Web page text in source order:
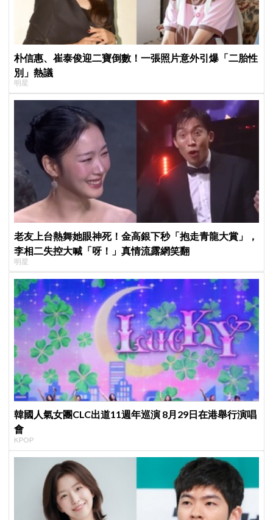
朴信惠、崔泰俊迎二寶倒數！一張照片意外引爆「二胎性
別」熱議
明星
老友上台熱舞她眼神死！金高銀下秒「抱走青龍大賞」，
李相二失控大喊「呀！」真情流露網笑翻
明星
韓國人氣女團CLC出道11週年巡演 8月29日在港舉行演唱
會
KPOP